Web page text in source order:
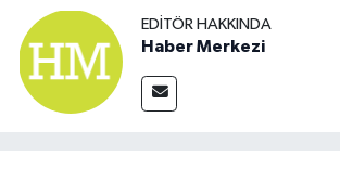
EDITÖR HAKKINDA
Haber Merkezi